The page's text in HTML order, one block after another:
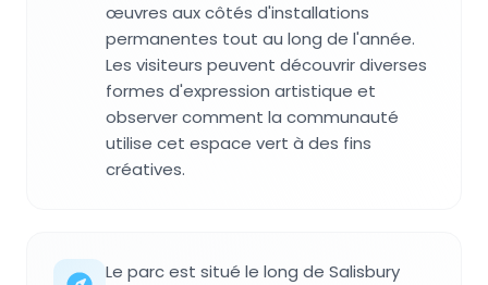
œuvres aux côtés d'installations
permanentes tout au long de l'année.
Les visiteurs peuvent découvrir diverses
formes d'expression artistique et
observer comment la communauté
utilise cet espace vert à des fins
créatives.
Le parc est situé le long de Salisbury